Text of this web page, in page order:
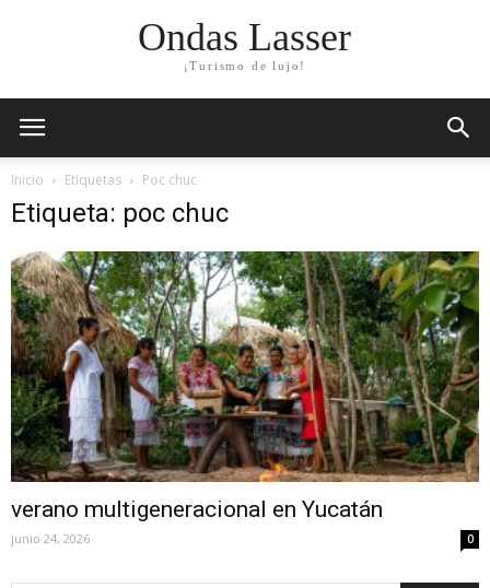
Ondas Lasser
¡Turismo de lujo!
Inicio Etiquetas Poc chuc
Etiqueta: poc chuc
verano multigeneracional en Yucatán
junio 24, 2026 0